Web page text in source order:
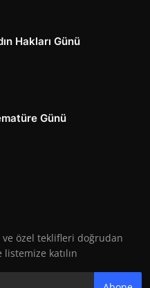
Hakları Günü
Günü
özel teklifleri doğrudan
katılın